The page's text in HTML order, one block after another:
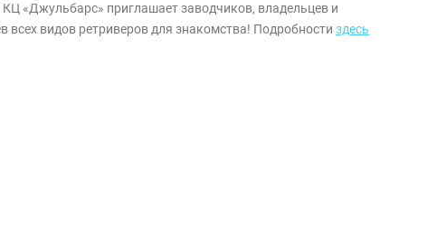
КЦ «Джульбарс» приглашает заводчиков, владельцев и
всех видов ретриверов для знакомства! Подробности здесь